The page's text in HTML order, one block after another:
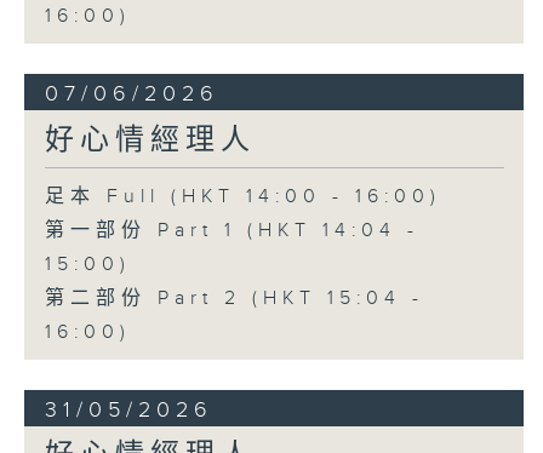
16:00)
07/06/2026
好心情經理人
足本 Full (HKT 14:00 - 16:00)
第一部份 Part 1 (HKT 14:04 -
15:00)
第二部份 Part 2 (HKT 15:04 -
16:00)
31/05/2026